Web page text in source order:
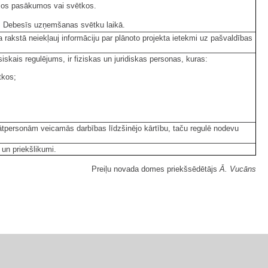
pasākumos vai svētkos.
uzņemšanas svētku laikā.
neiekļauj informāciju par plānoto projekta ietekmi uz pašvaldības
regulējums, ir fiziskas un juridiskas personas, kuras:
veicamās darbības līdzšinējo kārtību, taču regulē nodevu
priekšlikumi.
Preiļu novada domes priekšsēdētājsĀ. Vucāns